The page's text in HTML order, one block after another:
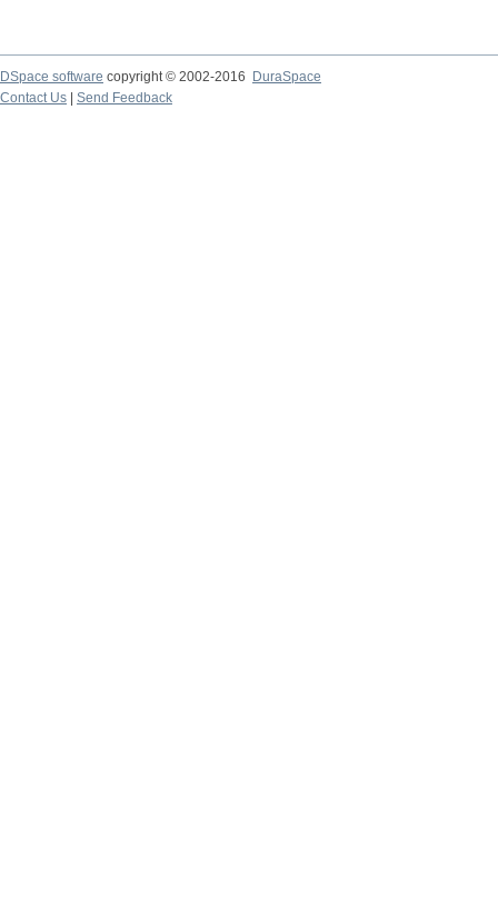
DSpace software copyright © 2002-2016
DuraSpace
Contact Us
Send Feedback